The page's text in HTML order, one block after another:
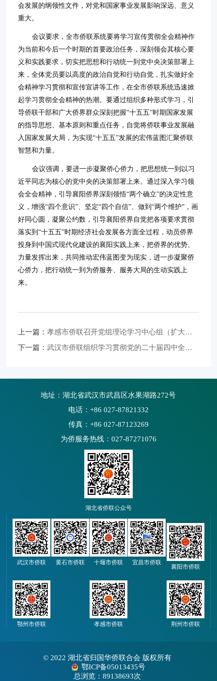
会发展的纲领性文件，对党和国家事业发展影响深远、意义
重大。
会议要求，全市侨联系统要将学习宣传贯彻全会精神作
为当前和今后一个时期的首要政治任务，深刻领会其核心要
义和实践要求，切实把思想和行动统一到党中央决策部署上
来，全体党员要以高度的政治自觉和行动自觉，扎实做好全
会精神学习贯彻和宣传宣讲等工作，在全市侨联系统迅速掀
起学习贯彻全会精神的热潮。要通过组织多种形式学习，引
导侨联干部和广大侨界群众深刻把握“十五五”时期国家发展
的指导思想、基本原则和重点任务，自觉将侨联事业发展融
入国家发展大局，为实现“十五五”发展的宏伟蓝图汇聚侨联
智慧和力量。
会议强调，要进一步凝聚侨心侨力，把思想统一到以习
近平同志为核心的党中央的决策部署上来。通过深入学习领
会全会精神，引导襄阳侨界深刻领悟“两个确立”的决定性意
义，增强“四个意识”、坚定“四个自信”、做到“两个维护”，画
好同心圆，凝聚公约数，引导襄阳侨界自觉把各项要求贯彻
落实到“十五五”时期经济社会发展各方面全过程，动员侨界
投身到中国式现代化建设的襄阳实践上来，把侨界的优势、
力量发挥出来，共同推动宏伟蓝图变为现实，进一步凝聚侨
心侨力，把行动统一到为侨服务、服务大局的生动实践上
来。
上一篇：孝感市侨联召开党组理论学习中心组（扩大）学习会——深学笃行二十届四中全会精神 以"五张侨牌"助力副中心建设
下一篇：武汉市侨联组织学习贯彻党的二十届四中全会精神
地址：湖北省武汉市武昌区水果湖路272号
电话：+86 027-87821332
传真：+86 027-87123269
为侨服务热线：027-87271076
湖北省侨联公众号
武汉市侨联 黄石市侨联 十堰市侨联 宜昌市侨联
襄阳市侨联
鄂州市侨联 孝感市侨联 荆州市侨联
© 2022 湖北省归国华侨联合会 版权所有
鄂ICP备05013435号
总浏览：89138693次